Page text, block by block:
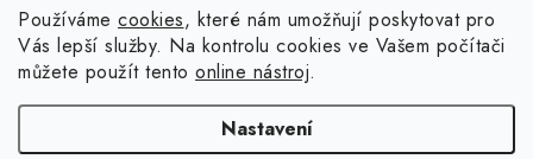
Používáme cookies, které nám umožňují poskytovat pro
Vás lepší služby. Na kontrolu cookies ve Vašem počítači
můžete použít tento online nástroj.
Nastavení
Doprava
Nepřehlédněte
Blog s nápady a návody
Slovník pojmů, české návody